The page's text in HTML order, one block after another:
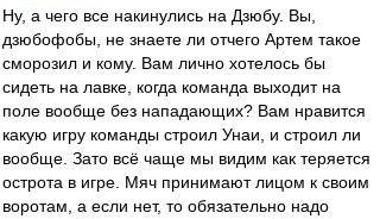
Ну, а чего все накинулись на Дзюбу. Вы,
дзюбофобы, не знаете ли отчего Артем такое
сморозил и кому. Вам лично хотелось бы
сидеть на лавке, когда команда выходит на
поле вообще без нападающих? Вам нравится
какую игру команды строил Унаи, и строил ли
вообще. Зато всё чаще мы видим как теряется
острота в игре. Мяч принимают лицом к своим
воротам, а если нет, то обязательно надо